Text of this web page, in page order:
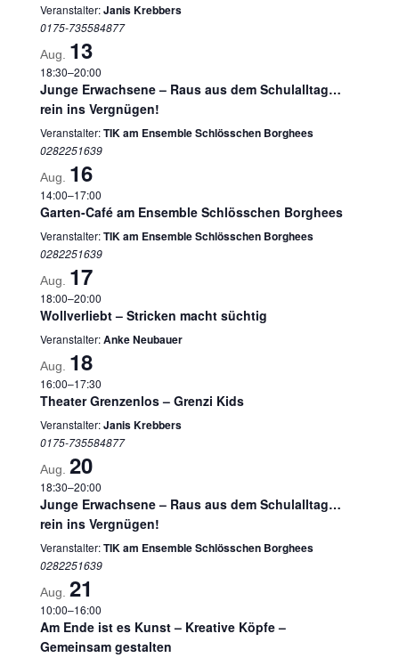
Veranstalter:Janis Krebbers
0175-735584877
Aug. 13
18:30–20:00
Junge Erwachsene – Raus aus dem Schulalltag…
rein ins Vergnügen!
Veranstalter:TIK am Ensemble Schlösschen Borghees
0282251639
Aug. 16
14:00–17:00
Garten-Café am Ensemble Schlösschen Borghees
Veranstalter:TIK am Ensemble Schlösschen Borghees
0282251639
Aug. 17
18:00–20:00
Wollverliebt – Stricken macht süchtig
Veranstalter:Anke Neubauer
Aug. 18
16:00–17:30
Theater Grenzenlos – Grenzi Kids
Veranstalter:Janis Krebbers
0175-735584877
Aug. 20
18:30–20:00
Junge Erwachsene – Raus aus dem Schulalltag…
rein ins Vergnügen!
Veranstalter:TIK am Ensemble Schlösschen Borghees
0282251639
Aug. 21
10:00–16:00
Am Ende ist es Kunst – Kreative Köpfe –
Gemeinsam gestalten